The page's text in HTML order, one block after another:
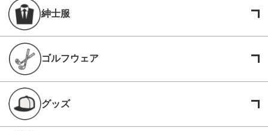
紳士服
ゴルフウェア
グッズ